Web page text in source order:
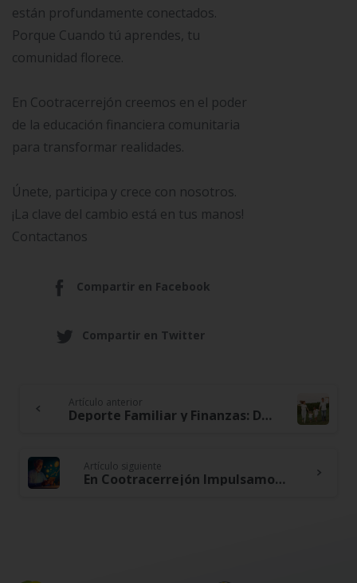
están profundamente conectados.
Porque Cuando tú aprendes, tu
comunidad florece.
En Cootracerrejón creemos en el poder
de la educación financiera comunitaria
para transformar realidades.
Únete, participa y crece con nosotros.
¡La clave del cambio está en tus manos!
Contactanos
Compartir en Facebook
Compartir en Twitter
Continue
Reading
Artículo anterior
Deporte Familiar y Finanzas: Diversión que No Afecta el Bolsillo e Impulsa tu Hogar
Artículo siguiente
En Cootracerrejón Impulsamos los Nuevos Comienzos Financieros: Cómo Prepararte para un Año de Éxito Económico